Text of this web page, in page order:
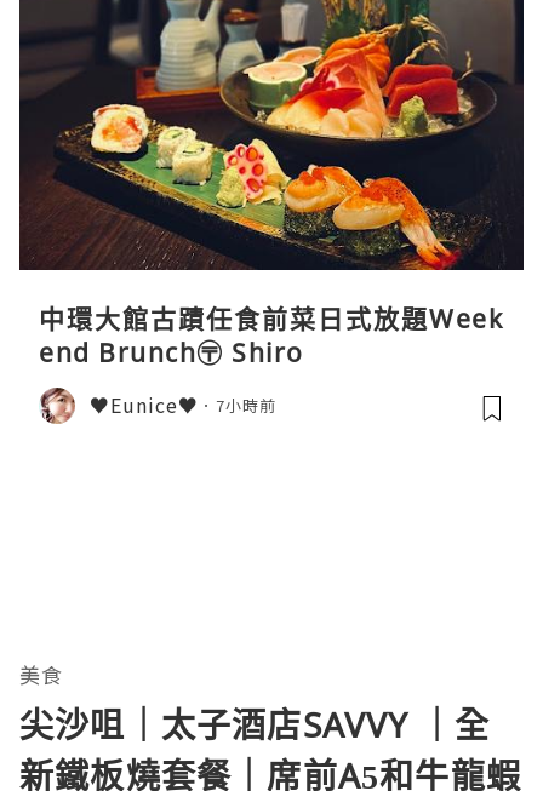
中環大館古蹟任食前菜日式放題Week
end Brunch〶 Shiro
♥Eunice♥ 7小時前
美食
尖沙咀｜太子酒店SAVVY ｜全
新鐵板燒套餐｜席前A5和牛龍蝦